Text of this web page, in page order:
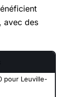
avec des
pour Leuville-